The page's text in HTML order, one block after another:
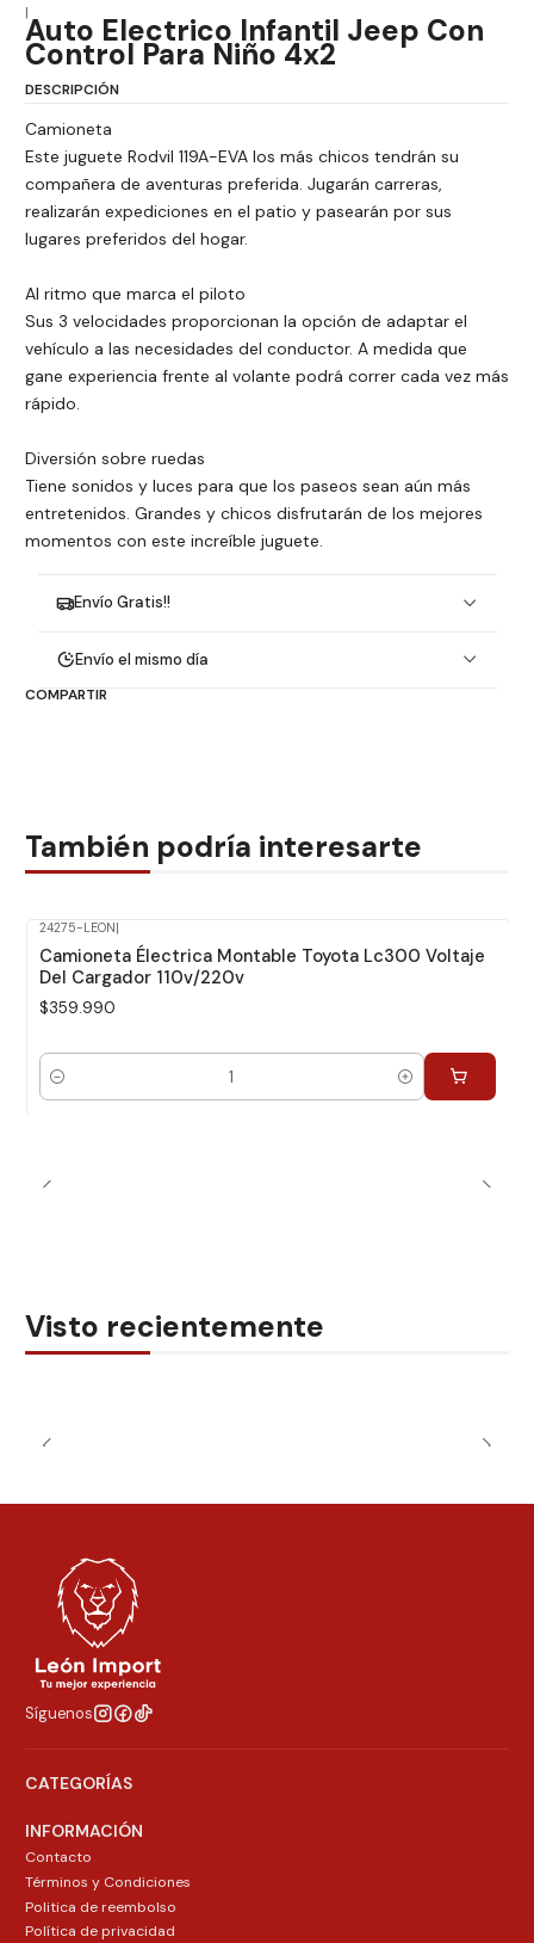
|Auto Electrico Infantil Jeep Con
Control Para Niño 4x2
DESCRIPCIÓN
Camioneta
Este juguete Rodvil 119A-EVA los más chicos tendrán su
compañera de aventuras preferida. Jugarán carreras,
realizarán expediciones en el patio y pasearán por sus
lugares preferidos del hogar.
Al ritmo que marca el piloto
Sus 3 velocidades proporcionan la opción de adaptar el
vehículo a las necesidades del conductor. A medida que
gane experiencia frente al volante podrá correr cada vez más
rápido.
Diversión sobre ruedas
Tiene sonidos y luces para que los paseos sean aún más
entretenidos. Grandes y chicos disfrutarán de los mejores
momentos con este increíble juguete.
Envío Gratis!!
Envío el mismo día
COMPARTIR
También podría interesarte
24275-LEON|
Camioneta Électrica Montable Toyota Lc300 Voltaje
Del Cargador 110v/220v
$359.990
Cantidad
Visto recientemente
Síguenos
CATEGORÍAS
INFORMACIÓN
Contacto
Términos y Condiciones
Politica de reembolso
Política de privacidad